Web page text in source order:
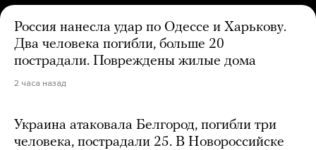
Россия нанесла удар по Одессе и Харькову.
Два человека погибли, больше 20
пострадали. Повреждены жилые дома
2 часа назад
Украина атаковала Белгород, погибли три
человека, пострадали 25. В Новороссийске